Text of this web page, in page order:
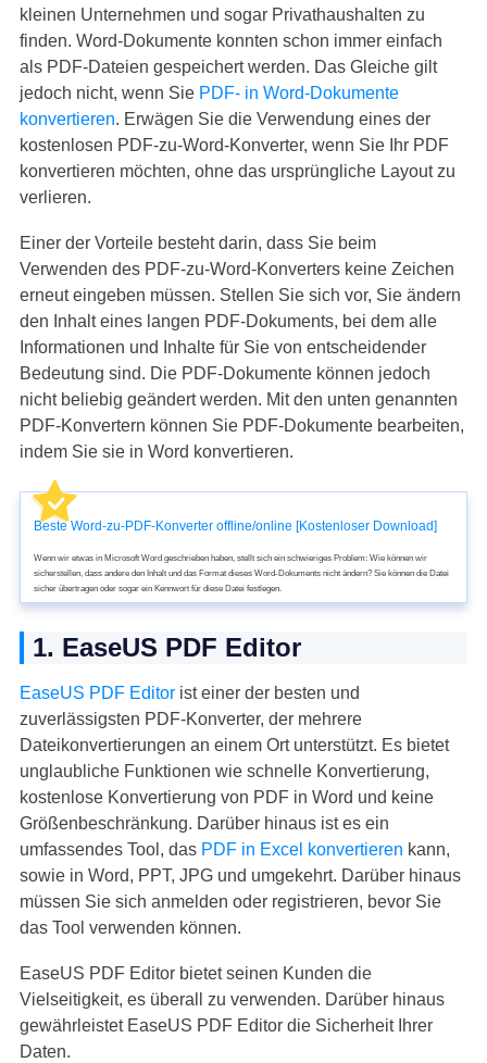
kleinen Unternehmen und sogar Privathaushalten zu
finden. Word-Dokumente konnten schon immer einfach
als PDF-Dateien gespeichert werden. Das Gleiche gilt
jedoch nicht, wenn Sie PDF- in Word-Dokumente
konvertieren. Erwägen Sie die Verwendung eines der
kostenlosen PDF-zu-Word-Konverter, wenn Sie Ihr PDF
konvertieren möchten, ohne das ursprüngliche Layout zu
verlieren.
Einer der Vorteile besteht darin, dass Sie beim
Verwenden des PDF-zu-Word-Konverters keine Zeichen
erneut eingeben müssen. Stellen Sie sich vor, Sie ändern
den Inhalt eines langen PDF-Dokuments, bei dem alle
Informationen und Inhalte für Sie von entscheidender
Bedeutung sind. Die PDF-Dokumente können jedoch
nicht beliebig geändert werden. Mit den unten genannten
PDF-Konvertern können Sie PDF-Dokumente bearbeiten,
indem Sie sie in Word konvertieren.
Beste Word-zu-PDF-Konverter offline/online [Kostenloser Download]
Wenn wir etwas in Microsoft Word geschrieben haben, stellt sich ein schwieriges Problem: Wie können wir
sicherstellen, dass andere den Inhalt und das Format dieses Word-Dokuments nicht ändern? Sie können die Datei
sicher übertragen oder sogar ein Kennwort für diese Datei festlegen.
1. EaseUS PDF Editor
EaseUS PDF Editorist einer der besten und
zuverlässigsten PDF-Konverter, der mehrere
Dateikonvertierungen an einem Ort unterstützt. Es bietet
unglaubliche Funktionen wie schnelle Konvertierung,
kostenlose Konvertierung von PDF in Word und keine
Größenbeschränkung. Darüber hinaus ist es ein
umfassendes Tool, das PDF in Excel konvertieren kann,
sowie in Word, PPT, JPG und umgekehrt. Darüber hinaus
müssen Sie sich anmelden oder registrieren, bevor Sie
das Tool verwenden können.
EaseUS PDF Editor bietet seinen Kunden die
Vielseitigkeit, es überall zu verwenden. Darüber hinaus
gewährleistet EaseUS PDF Editor die Sicherheit Ihrer
Daten.